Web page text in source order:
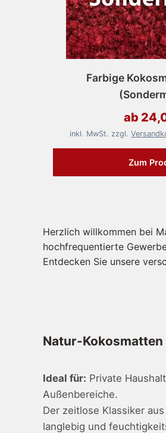
Farbige
ab
inkl. MwSt. zzgl.
Zum
Herzlich willkommen bei
hochfrequentierte
Entdecken Sie unsere
Natur-Kokosmatten
Ideal für: Private
Außenbereiche.
Der zeitlose Klassiker
langlebig und